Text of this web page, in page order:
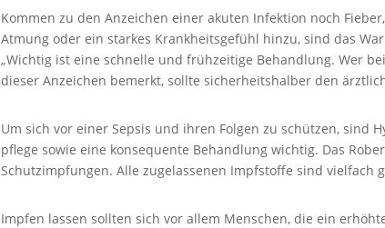
Kommen zu den Anzeichen einer akuten Infektion noch
Atmung oder ein starkes Krankheitsgefühl hinzu, sind das
„Wichtig ist eine schnelle und frühzeitige Behandlung. Wer
dieser Anzeichen bemerkt, sollte sicherheitshalber den
Um sich vor einer Sepsis und ihren Folgen zu schützen, sind
pflege sowie eine konsequente Behandlung wichtig. Das
Schutzimpfungen. Alle zugelassenen Impfstoffe sind vielfach
Impfen lassen sollten sich vor allem Menschen, die ein